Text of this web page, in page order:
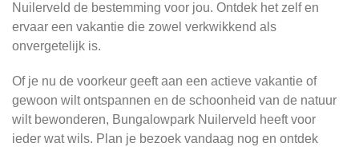
Nuilerveld de bestemming voor jou. Ontdek het zelf en
ervaar een vakantie die zowel verkwikkend als
onvergetelijk is.
Of je nu de voorkeur geeft aan een actieve vakantie of
gewoon wilt ontspannen en de schoonheid van de natuur
wilt bewonderen, Bungalowpark Nuilerveld heeft voor
ieder wat wils. Plan je bezoek vandaag nog en ontdek